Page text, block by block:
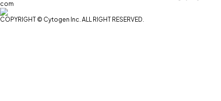
com
COPYRIGHT © Cytogen Inc. ALL RIGHT RESERVED.